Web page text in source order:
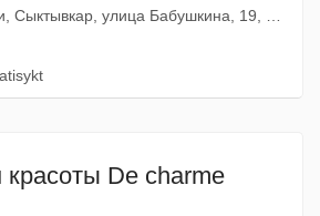
улица Бабушкина, 19, 1 этаж, кабинет 108
De charme